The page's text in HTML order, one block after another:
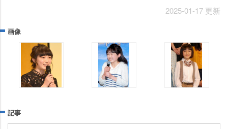
2025-01-17 更新
画像
記事